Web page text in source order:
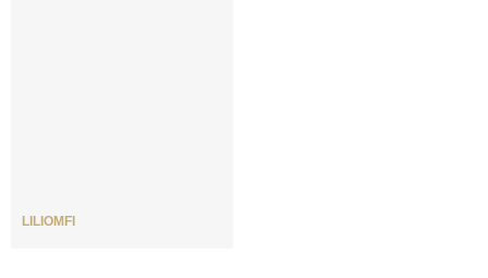
LILIOMFI